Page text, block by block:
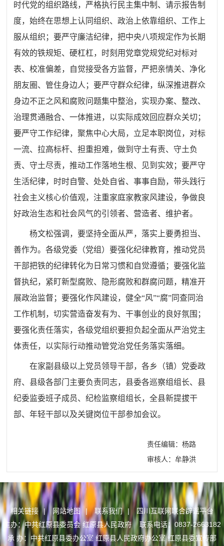
时代党的组织路线，严格执行民主集中制、请示报告制
度，始终在思想上认同组织、政治上依靠组织、工作上
服从组织；要严守廉洁纪律，把中央八项规定作为长期
有效的铁规矩、硬杠杠，时刻用党章党规党纪对标对
表、校准偏差，自觉接受各方监督，严把亲情关、净化
朋友圈、管住身边人；要严守群众纪律，纵深推进群众
身边不正之风和腐败问题集中整治，实现办案、整改、
治理贯通融合、一体推进，以实际成效回应群众关切；
要严守工作纪律，聚焦中心大局，立足本职岗位，对标
一流、拉高标杆、担重担难，做到守土有责、守土负
责、守土尽责，推动工作落地生根、见到实效；要严守
生活纪律，时时自警、处处自省、事事自励，带头践行
社会主义核心价值观，注重家庭家教家风建设，争做良
好政治生态和社会风气的引领者、营造者、维护者。
杨文松强调，要坚持全面从严，落实上要勇担当、
善作为。各级党委（党组）要强化纪律教育，推动党员
干部把铁的纪律转化为日常习惯和自觉遵循；要强化监
督执纪，紧盯新型腐败、隐形腐败和群腐问题，精准开
展政治监督；要强化作风建设，健全“风”“腐”同查同治
工作机制，切实营造奋发有为、干事创业的良好氛围；
要强化责任落实，各级党组织要担负起全面从严治党主
体责任，以实际行动推动管党治党任务落实落细。
在家副县级以上党员领导干部，各乡（镇）党委政
府、县级各部门主要负责同志，县委各巡察组组长、县
纪委监委班子成员、纪检监察组组长，全县新提拔干
部、年轻干部以及关键岗位干部参加会议。
责任编辑：杨路
审核人：牟静洪
相关链接 | 网站地图 | 联系我们 |
四川互联网联合辟谣平台
主办：中共红原县委员会 红原县人民政府 联系电话：0837-2663182
承 办：中共红原县委办公室 红原县人民政府办公室 红原县委宣传部